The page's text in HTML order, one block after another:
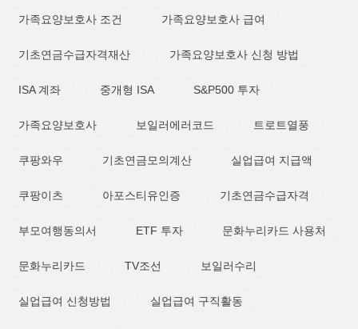
가족요양보호사 조건 가족요양보호사 급여
기초연금수급자격재산 가족요양보호사 신청 방법
ISA 계좌 중개형 ISA S&P500 투자
가족요양보호사 보일러에러코드 트로트열풍
쿠팡와우 기초연금모의계산 실업급여 지급액
쿠팡이츠 아포스티유인증 기초연금수급자격
부모여행동의서 ETF 투자 문화누리카드 사용처
문화누리카드 TV조선 보일러수리
실업급여 신청방법 실업급여 구직활동